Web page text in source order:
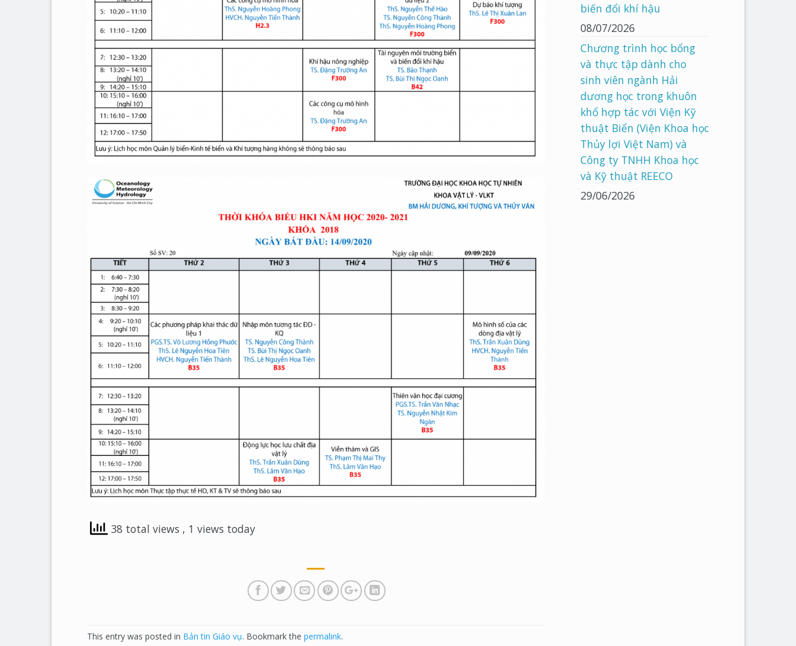
38 total views , 1 views today
This entry was posted in Bản tin Giáo vụ. Bookmark the permalink.
biến đổi khí hậu
08/07/2026
Chương trình học bổng
và thực tập dành cho
sinh viên ngành Hải
dương học trong khuôn
khổ hợp tác với Viện Kỹ
thuật Biển (Viện Khoa học
Thủy lợi Việt Nam) và
Công ty TNHH Khoa học
và Kỹ thuật REECO
29/06/2026